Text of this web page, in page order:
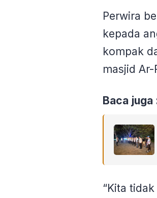
Perwira
kepada
kompak
masjid Ar-
Baca juga
“Kita